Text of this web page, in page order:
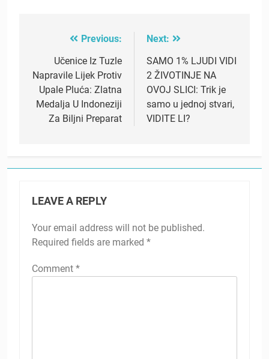
navigation
Previous:
Učenice Iz Tuzle
Napravile Lijek Protiv
Upale Pluća: Zlatna
Medalja U Indoneziji
Za Biljni Preparat
Next:
SAMO 1% LJUDI VIDI
2 ŽIVOTINJE NA
OVOJ SLICI: Trik je
samo u jednoj stvari,
VIDITE LI?
LEAVE A REPLY
Your email address will not be published.
Required fields are marked *
Comment *